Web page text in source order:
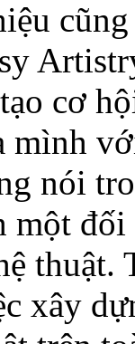
cơ
mình
nói
một đối
thuật.
xây